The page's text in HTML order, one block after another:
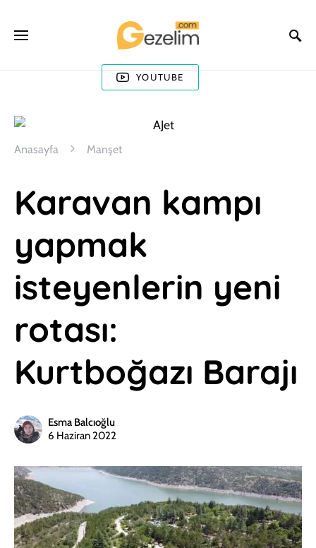
YOUTUBE
Anasayfa Manşet
Karavan kampı
yapmak
isteyenlerin yeni
rotası:
Kurtboğazı Barajı
Esma Balcıoğlu
6 Haziran 2022